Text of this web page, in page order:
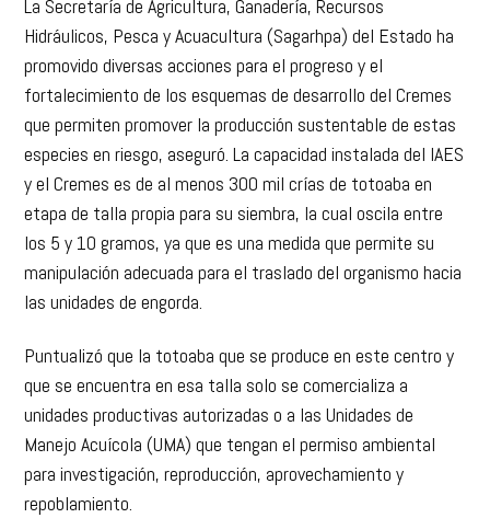
La Secretaría de Agricultura, Ganadería, Recursos
Hidráulicos, Pesca y Acuacultura (Sagarhpa) del Estado ha
promovido diversas acciones para el progreso y el
fortalecimiento de los esquemas de desarrollo del Cremes
que permiten promover la producción sustentable de estas
especies en riesgo, aseguró. La capacidad instalada del IAES
y el Cremes es de al menos 300 mil crías de totoaba en
etapa de talla propia para su siembra, la cual oscila entre
los 5 y 10 gramos, ya que es una medida que permite su
manipulación adecuada para el traslado del organismo hacia
las unidades de engorda.
Puntualizó que la totoaba que se produce en este centro y
que se encuentra en esa talla solo se comercializa a
unidades productivas autorizadas o a las Unidades de
Manejo Acuícola (UMA) que tengan el permiso ambiental
para investigación, reproducción, aprovechamiento y
repoblamiento.